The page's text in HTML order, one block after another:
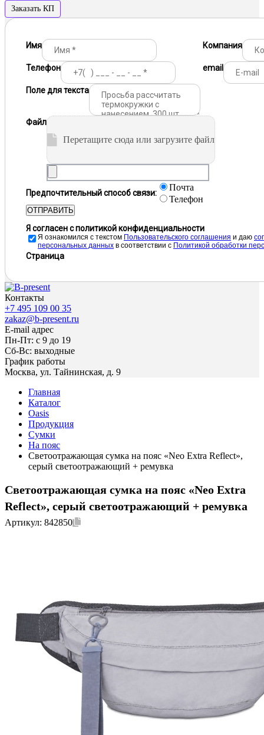
Заказать КП
Имя Компания
Телефон email
Поле для текста
Файл
Перетащите сюда или загрузите файл
Предпочтительный способ связи:
Почта
Телефон
ОТПРАВИТЬ
Я согласен с политикой конфиденциальности
Я ознакомился с текстом Пользовательского соглашения и даю
персональных данных в соответствии с Политикой обработки
Страница
Контакты
+7 495 109 00 35
zakaz@b-present.ru
E-mail адрес
Пн-Пт: с 9 до 19
Сб-Вс: выходные
График работы
Москва, ул. Тайнинская, д. 9
Главная
Каталог
Oasis
Продукция
Сумки
На пояс
Светоотражающая сумка на пояс «Neo Extra Reflect»,
серый светоотражающий + ремувка
Светоотражающая сумка на пояс «Neo Extra
Reflect», серый светоотражающий + ремувка
Артикул: 842850